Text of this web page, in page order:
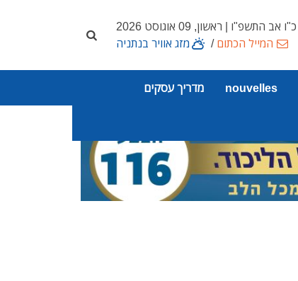
כ"ו אב התשפ"ו | ראשון, 09 אוגוסט 2026
המייל הכתום/ מזג אוויר בנתניה
nouvelles מדריך עסקים